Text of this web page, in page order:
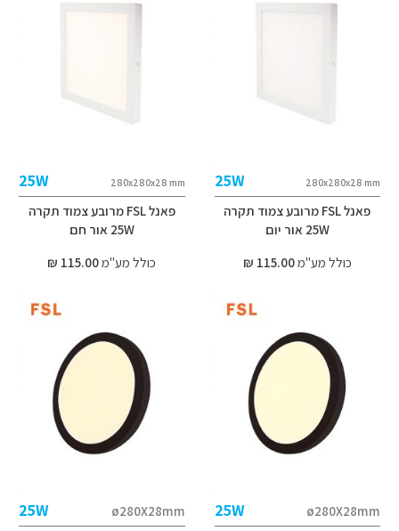
280x280x28 mm
25W
פאנל FSL מרובע צמוד תקרה
25W אור יום
כולל מע"מ115.00 ₪
280x280x28 mm
25W
פאנל FSL מרובע צמוד תקרה
25W אור חם
כולל מע"מ115.00 ₪
ø280X28mm
25W
ø280X28mm
25W